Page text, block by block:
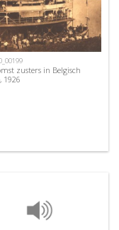
zusters in Belgisch
1926